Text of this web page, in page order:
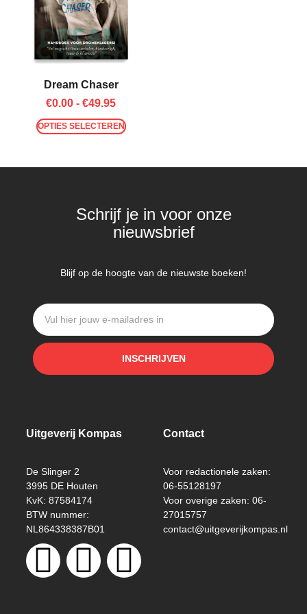
Dream Chaser
€0.00 - €49.95
OPTIES SELECTEREN
Schrijf je in voor onze
nieuwsbrief
Blijf op de hoogte van de nieuwste boeken!
INSCHRIJVEN
Uitgeverij Kompas
De Slinger 2
3995 DE Houten
KvK: 87584174
BTW nummer:
NL864338387B01
Contact
Voor redactionele zaken:
06-55128197
Voor overige zaken: 06-
27015757
contact@uitgeverijkompas.nl